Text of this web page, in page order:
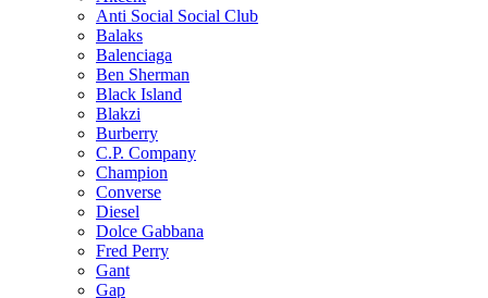
Anti Social Social Club
Balaks
Balenciaga
Ben Sherman
Black Island
Blakzi
Burberry
C.P. Company
Champion
Converse
Diesel
Dolce Gabbana
Fred Perry
Gant
Gap